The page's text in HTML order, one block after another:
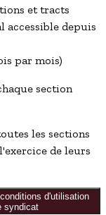
et tracts
accessible depuis
par mois)
section
les sections
de leurs
d'utilisation
syndicat